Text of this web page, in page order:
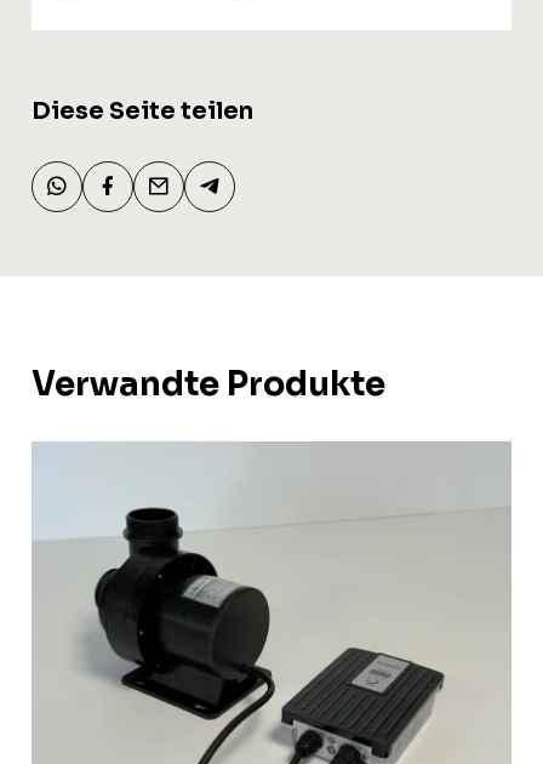
Diese Seite teilen
Verwandte Produkte